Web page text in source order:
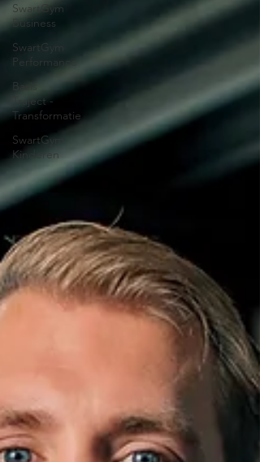
SwartGym
Business
SwartGym
Performance
Basis
Traject -
Transformatie
SwartGym
Kinderen